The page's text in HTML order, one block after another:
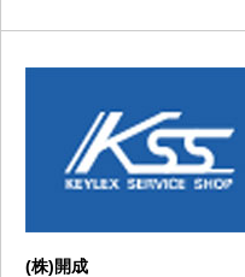
(株)開成